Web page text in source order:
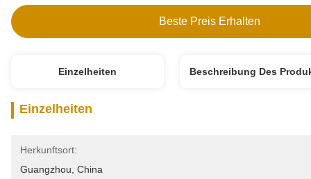
Beste Preis Erhalten
Einzelheiten Beschreibung Des
Einzelheiten
Herkunftsort:
Guangzhou, China